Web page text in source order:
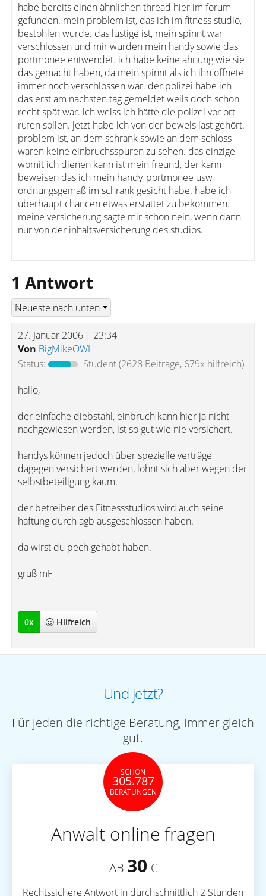
habe bereits einen ähnlichen thread hier im forum
gefunden. mein problem ist, das ich im fitness studio,
bestohlen wurde. das lustige ist, mein spinnt war
verschlossen und mir wurden mein handy sowie das
portmonee entwendet. ich habe keine ahnung wie sie
das gemacht haben, da mein spinnt als ich ihn öffnete
immer noch verschlossen war. der polizei habe ich
das erst am nächsten tag gemeldet weils doch schon
recht spät war. ich weiss ich hätte die polizei vor ort
rufen sollen. jetzt habe ich von der beweis last gehört.
problem ist, an dem schrank sowie an dem schloss
waren keine einbruchsspuren zu sehen. das einzige
womit ich dienen kann ist mein freund, der kann
beweisen das ich mein handy, portmonee usw
ordnungsgemäß im schrank gesicht habe. habe ich
überhaupt chancen etwas erstattet zu bekommen.
meine versicherung sagte mir schon nein, wenn dann
nur von der inhaltsversicherung des studios.
1 Antwort
27. Januar 2006 | 23:34
Von BigMikeOWL
Status:
Student(2628 Beiträge, 679x hilfreich)
hallo,
der einfache diebstahl, einbruch kann hier ja nicht
nachgewiesen werden, ist so gut wie nie versichert.
handys können jedoch über spezielle verträge
dagegen versichert werden, lohnt sich aber wegen der
selbstbeteiligung kaum.
der betreiber des Fitnessstudios wird auch seine
haftung durch agb ausgeschlossen haben.
da wirst du pech gehabt haben.
gruß mF
0x Hilfreich
Und jetzt?
Für jeden die richtige Beratung, immer gleich
gut.
SCHON
305.787
BERATUNGEN
Anwalt online fragen
AB 30 €
Rechtssichere Antwort in durchschnittlich 2 Stunden